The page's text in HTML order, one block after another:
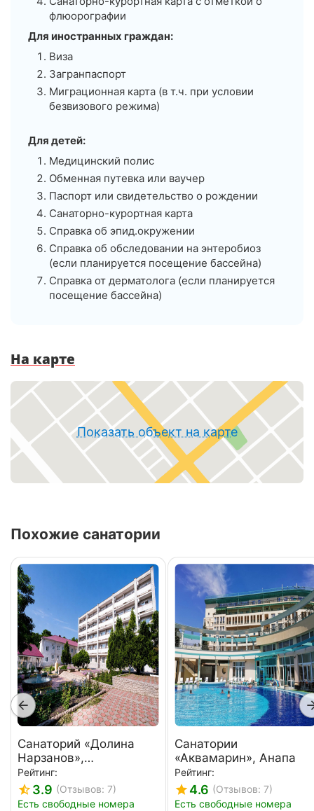
флюорографии
Для иностранных граждан:
Виза
Загранпаспорт
Миграционная карта (в т.ч. при условии
безвизового режима)
Для детей:
Медицинский полис
Обменная путевка или ваучер
Паспорт или свидетельство о рождении
Санаторно-курортная карта
Справка об эпид.окружении
Справка об обследовании на энтеробиоз
(если планируется посещение бассейна)
Справка от дерматолога (если планируется
посещение бассейна)
На карте
Показать объект на карте
Похожие санатории
Санаторий «Долина
Нарзанов»,
Железноводск
Рейтинг:
3.9 (Отзывов: 7)
Есть свободные номера
Санатории
«Аквамарин», Анапа
Рейтинг:
4.6 (Отзывов: 7)
Есть свободные номера